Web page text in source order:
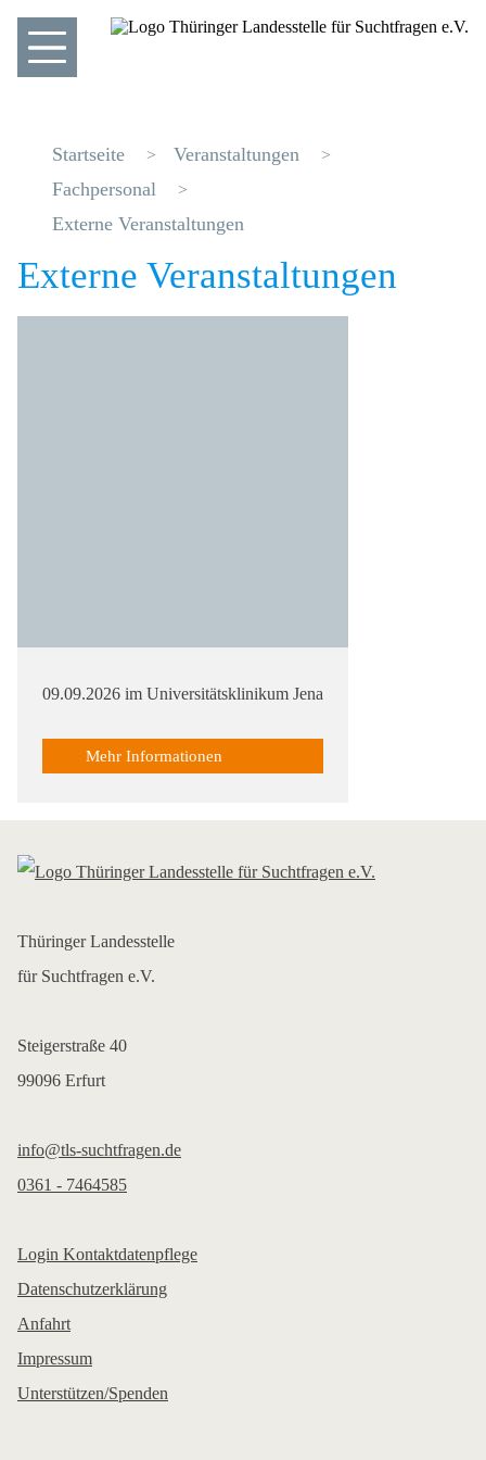
Startseite
Veranstaltungen
Fachpersonal
Externe Veranstaltungen
Externe Veranstaltungen
09.09.2026 im Universitätsklinikum Jena
Mehr Informationen
Thüringer Landesstelle
für Suchtfragen e.V.
Steigerstraße 40
99096 Erfurt
info@tls-suchtfragen.de
0361 - 7464585
Login Kontaktdatenpflege
Datenschutzerklärung
Anfahrt
Impressum
Unterstützen/Spenden